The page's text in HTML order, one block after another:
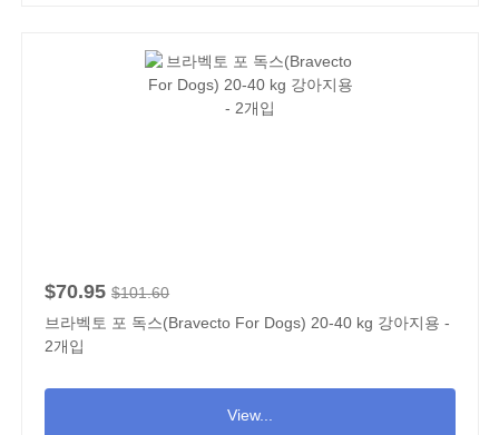
$70.95 $101.60
브라벡토 포 독스(Bravecto For Dogs) 20-40 kg 강아지용 -
2개입
View...